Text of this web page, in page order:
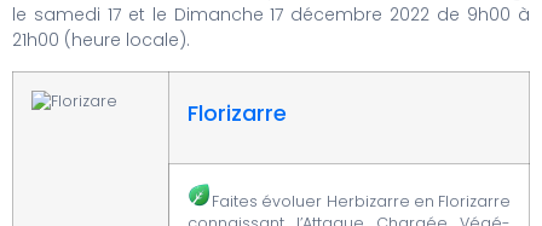
le samedi 17 et le Dimanche 17 décembre 2022 de 9h00 à
21h00 (heure locale).
Florizarre
Faites évoluer Herbizarre en Florizarre